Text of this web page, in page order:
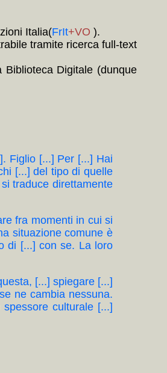
Italia(FrIt+VO ).
tramite ricerca full-text
Digitale (dunque
Figlio [...] Per [...] Hai
[...] del tipo di quelle
traduce direttamente
fra momenti in cui si
situazione comune è
di [...] con se. La loro
[...] spiegare [...]
ne cambia nessuna.
culturale [...]